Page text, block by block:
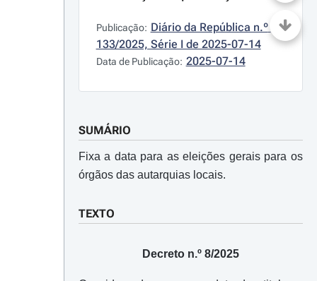
Publicação: Diário da República n.º
133/2025, Série I de 2025-07-14
Data de Publicação: 2025-07-14
SUMÁRIO
Fixa a data para as eleições gerais para os
órgãos das autarquias locais.
TEXTO
Decreto n.º 8/2025